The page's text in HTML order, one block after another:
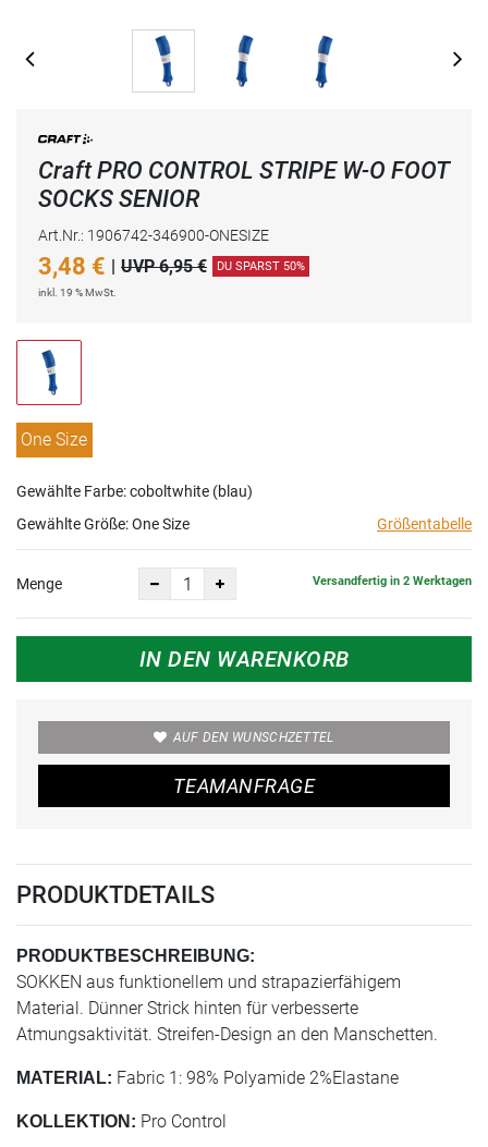
Craft PRO CONTROL STRIPE W-O FOOT
SOCKS SENIOR
Art.Nr.: 1906742-346900-ONESIZE
3,48 € | UVP 6,95 € DU SPARST 50%
inkl. 19 % MwSt.
One Size
Gewählte Farbe: coboltwhite (blau)
Gewählte Größe:One Size Größentabelle
Menge Versandfertig in 2 Werktagen
IN DEN WARENKORB
AUF DEN WUNSCHZETTEL
TEAMANFRAGE
PRODUKTDETAILS
PRODUKTBESCHREIBUNG:
SOKKEN aus funktionellem und strapazierfähigem
Material. Dünner Strick hinten für verbesserte
Atmungsaktivität. Streifen-Design an den Manschetten.
MATERIAL: Fabric 1: 98% Polyamide 2%Elastane
KOLLEKTION: Pro Control